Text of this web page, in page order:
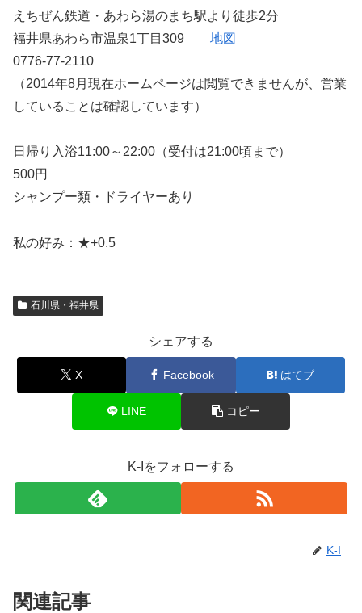
えちぜん鉄道・あわら湯のまち駅より徒歩2分
福井県あわら市温泉1丁目309 地図
0776-77-2110
（2014年8月現在ホームページは閲覧できませんが、営業
していることは確認しています）
日帰り入浴11:00～22:00（受付は21:00頃まで）
500円
シャンプー類・ドライヤーあり
私の好み：★+0.5
石川県・福井県
シェアする
X Facebook はてブ
LINE コピー
K-Iをフォローする
K-I
関連記事